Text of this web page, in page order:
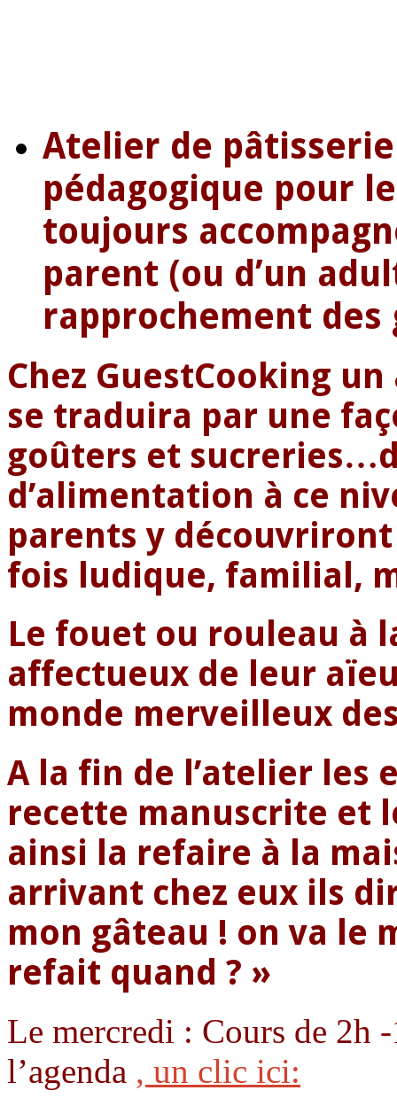
Atelier de
pédagogique pour
toujours
parent (ou d’un
rapprochement des
Chez GuestCooking
se traduira par une
goûters et
d’alimentation à ce
parents y
fois ludique, familial,
Le fouet ou rouleau à
affectueux de leur
monde merveilleux
A la fin de l’atelier les
recette manuscrite et
ainsi la refaire à la
arrivant chez eux ils
mon gâteau ! on va le
refait quand ? »
Le mercredi : Cours de 2h
l’agenda , un clic ici: